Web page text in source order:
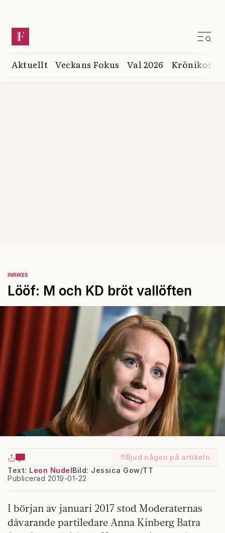
Aktuellt Veckans Fokus Val 2026 Krönikor
INRIKES
Lööf: M och KD bröt vallöften
Bjud någon på artikeln
Text: Leon Nudel
Publicerad 2019-01-22
Bild: Jessica Gow/TT
I början av januari 2017 stod Moderaternas
dåvarande partiledare Anna Kinberg Batra